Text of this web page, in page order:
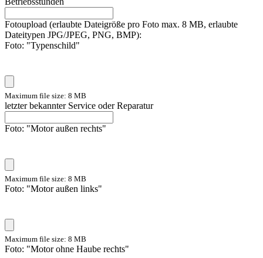
Fotoupload (erlaubte Dateigröße pro Foto max. 8 MB, erlaubte
Dateitypen JPG/JPEG, PNG, BMP):
Foto: "Typenschild"
Maximum file size: 8 MB
letzter bekannter Service oder Reparatur
Foto: "Motor außen rechts"
Maximum file size: 8 MB
Foto: "Motor außen links"
Maximum file size: 8 MB
Foto: "Motor ohne Haube rechts"